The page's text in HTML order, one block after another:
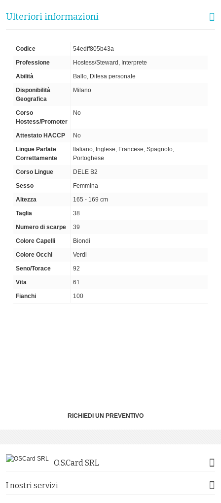
Ulteriori informazioni
Codice
54edff805b43a
Professione
Hostess/Steward, Interprete
Abilità
Ballo, Difesa personale
Disponibilità
Geografica
Milano
Corso
Hostess/Promoter
No
Attestato HACCP
No
Lingue Parlate
Correttamente
Italiano, Inglese, Francese, Spagnolo,
Portoghese
Corso Lingue
DELE B2
Sesso
Femmina
Altezza
165 - 169 cm
Taglia
38
Numero di scarpe
39
Colore Capelli
Biondi
Colore Occhi
Verdi
Seno/Torace
92
Vita
61
Fianchi
100
RICHIEDI UN PREVENTIVO
O.S.Card SRL
I nostri servizi